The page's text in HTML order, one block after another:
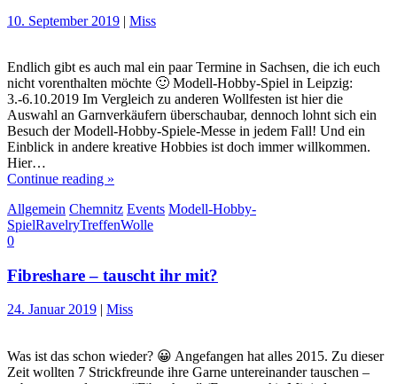
10. September 2019 | Miss
Endlich gibt es auch mal ein paar Termine in Sachsen, die ich euch
nicht vorenthalten möchte 🙂 Modell-Hobby-Spiel in Leipzig:
3.-6.10.2019 Im Vergleich zu anderen Wollfesten ist hier die
Auswahl an Garnverkäufern überschaubar, dennoch lohnt sich ein
Besuch der Modell-Hobby-Spiele-Messe in jedem Fall! Und ein
Einblick in andere kreative Hobbies ist doch immer willkommen.
Hier…
Continue reading »
Allgemein Chemnitz Events Modell-Hobby-
SpielRavelryTreffenWolle
0
Fibreshare – tauscht ihr mit?
24. Januar 2019 | Miss
Was ist das schon wieder? 😀 Angefangen hat alles 2015. Zu dieser
Zeit wollten 7 Strickfreunde ihre Garne untereinander tauschen –